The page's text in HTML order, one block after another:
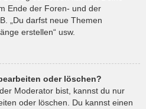
Ende der Foren- und der
„Du darfst neue Themen
erstellen“ usw.
oder löschen?
Moderator bist, kannst du nur
oder löschen. Du kannst einen